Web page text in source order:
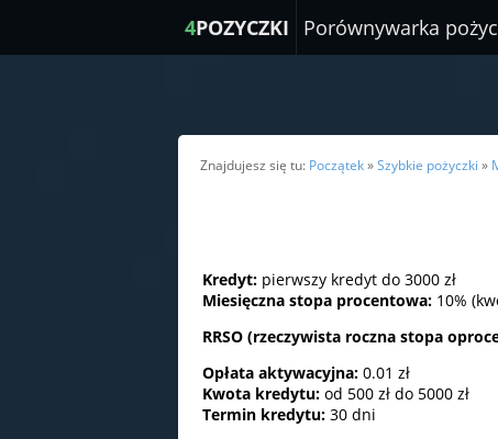
4POZYCZKI Porównywarka
Znajdujesz się tu: Początek»Szybkie pożyczki »
Kredyt: pierwszy kredyt do 3000 zł
Miesięczna stopa procentowa: 10%
RRSO (rzeczywista roczna stopa
Opłata aktywacyjna: 0.01 zł
Kwota kredytu: od 500 zł do 5000 zł
Termin kredytu: 30 dni